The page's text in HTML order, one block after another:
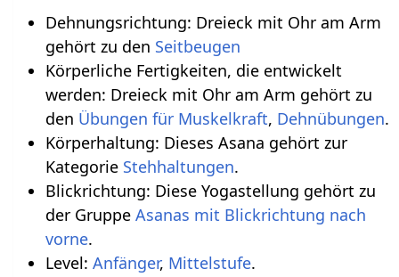
Dehnungsrichtung: Dreieck mit Ohr am Arm
gehört zu den Seitbeugen
Körperliche Fertigkeiten, die entwickelt
werden: Dreieck mit Ohr am Arm gehört zu
den Übungen für Muskelkraft, Dehnübungen.
Körperhaltung: Dieses Asana gehört zur
Kategorie Stehhaltungen.
Blickrichtung: Diese Yogastellung gehört zu
der Gruppe Asanas mit Blickrichtung nach
vorne.
Level: Anfänger, Mittelstufe.